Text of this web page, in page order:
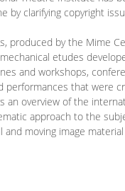
by clarifying copyright
produced by the Mime
etudes
and workshops,
that were
an overview of the
approach to the
moving image